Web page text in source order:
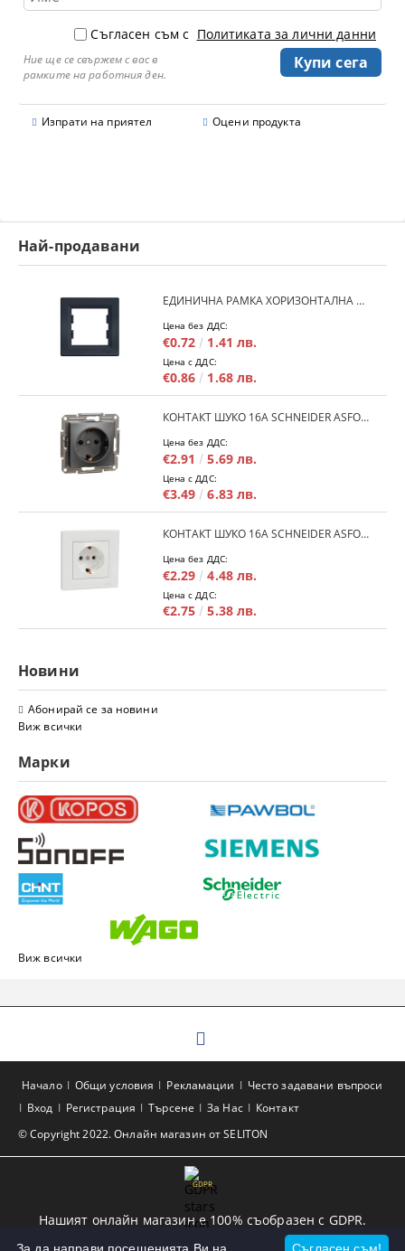
Съгласен съм с Политиката за лични данни
Ние ще се свържем с вас в
рамките на работния ден.
Изпрати на приятел Оцени продукта
Най-продавани
ЕДИНИЧНА РАМКА ХОРИЗОНТАЛНА SCHNEIDER ASFORA EPH5800171 - АНТРАЦИТ
Цена без ДДС:
€0.72 1.41 лв.
Цена с ДДС:
€0.86 1.68 лв.
КОНТАКТ ШУКО 16A SCHNEIDER ASFORA EPH2900171 - АНРАЦИТ
Цена без ДДС:
€2.91 5.69 лв.
Цена с ДДС:
€3.49 6.83 лв.
КОНТАКТ ШУКО 16A SCHNEIDER ASFORA EPH2900121 - БЯЛ
Цена без ДДС:
€2.29 4.48 лв.
Цена с ДДС:
€2.75 5.38 лв.
Новини
Абонирай се за новини
Виж всички
Марки
Виж всички
© Copyright 2022. Онлайн магазин от SELITON
Начало Общи условия Рекламации
Често задавани въпроси
Вход
Регистрация Търсене За Нас Контакт
GDPR
Нашият онлайн магазин е 100% съобразен с GDPR.
Прочетете нашата политика